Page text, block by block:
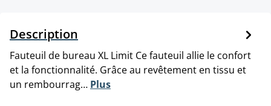
Description
Fauteuil de bureau XL Limit Ce fauteuil allie le confort
et la fonctionnalité. Grâce au revêtement en tissu et
un rembourrag… Plus